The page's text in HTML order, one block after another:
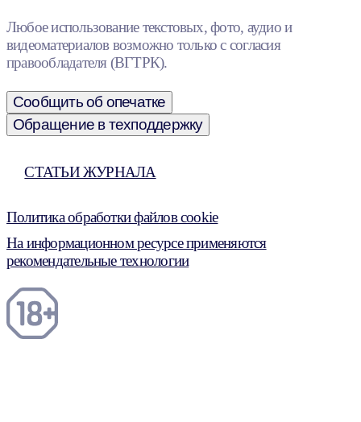
Любое использование текстовых, фото, аудио и
видеоматериалов возможно только с согласия
правообладателя (ВГТРК).
Сообщить об опечатке
Обращение в техподдержку
СТАТЬИ ЖУРНАЛА
Политика обработки файлов cookie
На информационном ресурсе применяются
рекомендательные технологии